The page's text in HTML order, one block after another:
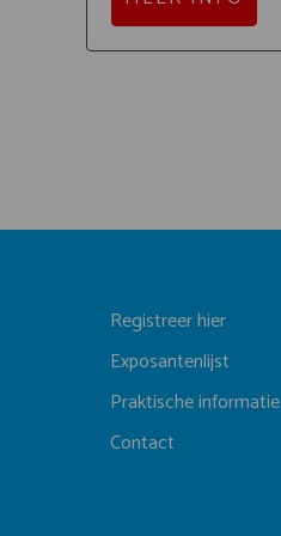
Registreer hier
Exposantenlijst
Praktische informatie
Contact